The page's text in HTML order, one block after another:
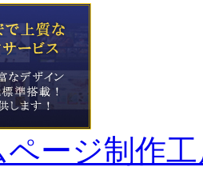
ージ制作